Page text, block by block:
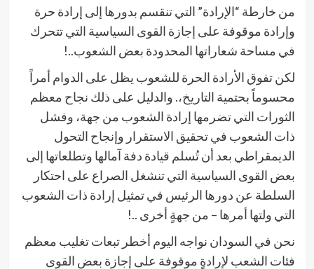
من خارطة “الإرادة” التي تنقسم بدورها إلى إرادة حرة
وإرادة موقوفة على إجازة القوى السياسية التي تتحرك
في مساحة شعاراتها المحدودة بعض الشعوب..!
لكن تفوق الأرادة الحرة للشعوب يظل على الدوام أمراً
محسوماً بحتمية التاريخ،. والدليل على ذلك نجاح معظم
الثورات التي تضرمها إرادة الشعوب من جهة، وفشل
ذات الشعوب في تحقيق الاستقرار وإنجاح التحول
الديمقراطي بعد أن تُسلم قيادة دفة آمالها وتطلعاتها إلى
بعض القوى السياسية التي تنشغل الصراع على احتكار
السلطة عن دورها الرئيس في تمثيل إرادة ذات الشعوب
التي ولتها أمرها – من جهةٍ أخرى ..!
نحن في السودان نواجه اليوم أخطر تبعات تغليب معظم
فئات الشعب لإرادةٍ موقوفة على إجازة بعض القوى